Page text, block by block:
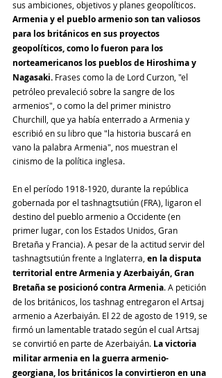
sus ambiciones, objetivos y planes geopolíticos.
Armenia y el pueblo armenio son tan valiosos
para los británicos en sus proyectos
geopolíticos, como lo fueron para los
norteamericanos los pueblos de Hiroshima y
Nagasaki. Frases como la de Lord Curzon, "el
petróleo prevaleció sobre la sangre de los
armenios", o como la del primer ministro
Churchill, que ya había enterrado a Armenia y
escribió en su libro que "la historia buscará en
vano la palabra Armenia", nos muestran el
cinismo de la política inglesa.
En el período 1918-1920, durante la república
gobernada por el tashnagtsutiún (FRA), ligaron el
destino del pueblo armenio a Occidente (en
primer lugar, con los Estados Unidos, Gran
Bretaña y Francia). A pesar de la actitud servir del
tashnagtsutiún frente a Inglaterra, en la disputa
territorial entre Armenia y Azerbaiyán, Gran
Bretaña se posicionó contra Armenia. A petición
de los británicos, los tashnag entregaron el Artsaj
armenio a Azerbaiyán. El 22 de agosto de 1919, se
firmó un lamentable tratado según el cual Artsaj
se convirtió en parte de Azerbaiyán. La victoria
militar armenia en la guerra armenio-
georgiana, los británicos la convirtieron en una